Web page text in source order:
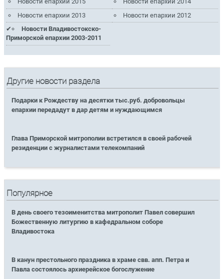
Новости епархии 2013
Новости епархии 2012
Новости Владивостокско-
Приморской епархии 2003-2011
Другие новости раздела
Подарки к Рождеству на десятки тыс.руб. добровольцы
епархии передадут в дар детям и нуждающимся
Глава Приморской митрополии встретился в своей рабочей
резиденции с журналистами телекомпаний
Популярное
В день своего тезоименитства митрополит Павел совершил
Божественную литургию в кафедральном соборе
Владивостока
В канун престольного праздника в храме свв. апп. Петра и
Павла состоялось архиерейское богослужение